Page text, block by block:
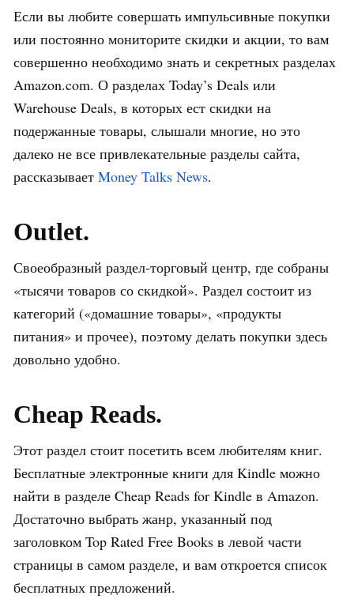
Если вы любите совершать импульсивные покупки
или постоянно мониторите скидки и акции, то вам
совершенно необходимо знать и секретных разделах
Amazon.com. О разделах Today’s Deals или
Warehouse Deals, в которых ест скидки на
подержанные товары, слышали многие, но это
далеко не все привлекательные разделы сайта,
рассказывает Money Talks News.
Outlet.
Своеобразный раздел-торговый центр, где собраны
«тысячи товаров со скидкой». Раздел состоит из
категорий («домашние товары», «продукты
питания» и прочее), поэтому делать покупки здесь
довольно удобно.
Cheap Reads.
Этот раздел стоит посетить всем любителям книг.
Бесплатные электронные книги для Kindle можно
найти в разделе Cheap Reads for Kindle в Amazon.
Достаточно выбрать жанр, указанный под
заголовком Top Rated Free Books в левой части
страницы в самом разделе, и вам откроется список
бесплатных предложений.